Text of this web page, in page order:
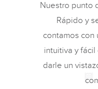
Nuestro punto
Rápido y
contamos con
intuitiva y
darle un